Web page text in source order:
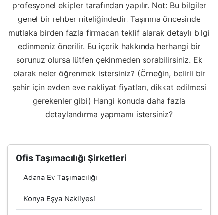
profesyonel ekipler tarafından yapılır. Not: Bu bilgiler
genel bir rehber niteliğindedir. Taşınma öncesinde
mutlaka birden fazla firmadan teklif alarak detaylı bilgi
edinmeniz önerilir. Bu içerik hakkında herhangi bir
sorunuz olursa lütfen çekinmeden sorabilirsiniz. Ek
olarak neler öğrenmek istersiniz? (Örneğin, belirli bir
şehir için evden eve nakliyat fiyatları, dikkat edilmesi
gerekenler gibi) Hangi konuda daha fazla
detaylandırma yapmamı istersiniz?
Ofis Taşımacılığı Şirketleri
Adana Ev Taşımacılığı
Konya Eşya Nakliyesi